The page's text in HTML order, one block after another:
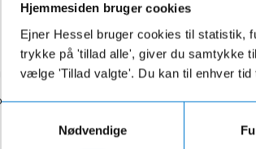
Hjemmesiden bruger cookies
Ejner Hessel bruger cookies til statistik,
trykke på 'tillad alle', giver du samtykke
vælge 'Tillad valgte'. Du kan til enhver
Nødvendige
retur
varer købt på
Fri
Der er altid fri fragt på
afdelinger uanset